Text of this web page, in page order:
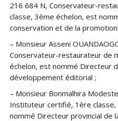
216 684 N, Conservateur-
classe, 3ème échelon, est
conservation et de la
– Monsieur Asseni
Conservateur-restaurateur de
échelon, est nommé Directeur
développement éditorial ;
– Monsieur Bonmalhira
Instituteur certifié, 1ère
nommé Directeur provincial de